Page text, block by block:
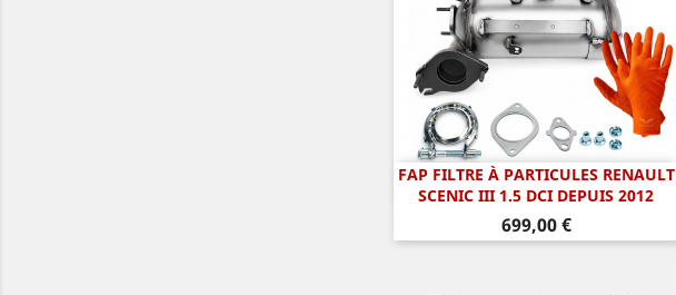
FAP FILTRE À PARTICULES RENAULT
SCENIC III 1.5 DCI DEPUIS 2012
Prix
699,00 €
Aperçu rapide